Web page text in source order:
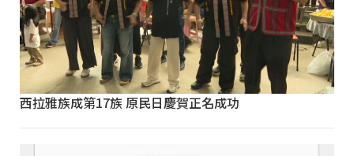
西拉雅族成第17族 原民日慶賀正名成功